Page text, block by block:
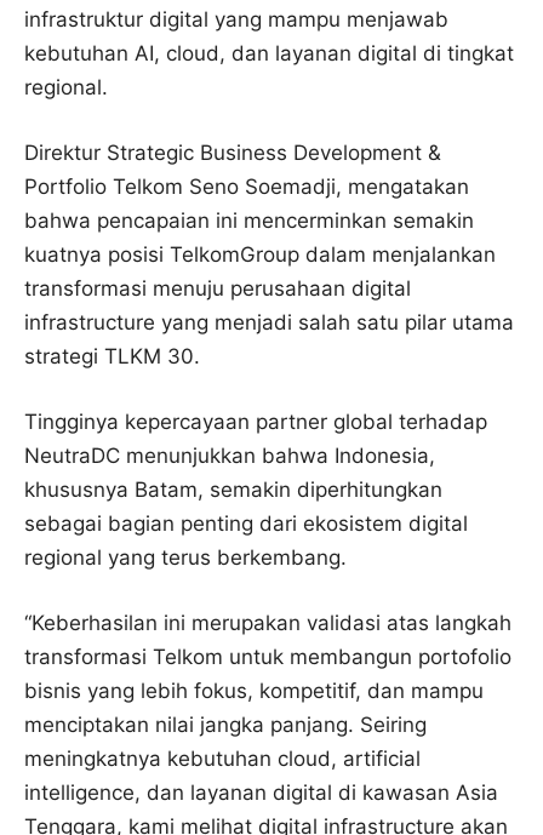
infrastruktur digital yang mampu menjawab
kebutuhan AI, cloud, dan layanan digital di tingkat
regional.
Direktur Strategic Business Development &
Portfolio Telkom Seno Soemadji, mengatakan
bahwa pencapaian ini mencerminkan semakin
kuatnya posisi TelkomGroup dalam menjalankan
transformasi menuju perusahaan digital
infrastructure yang menjadi salah satu pilar utama
strategi TLKM 30.
Tingginya kepercayaan partner global terhadap
NeutraDC menunjukkan bahwa Indonesia,
khususnya Batam, semakin diperhitungkan
sebagai bagian penting dari ekosistem digital
regional yang terus berkembang.
“Keberhasilan ini merupakan validasi atas langkah
transformasi Telkom untuk membangun portofolio
bisnis yang lebih fokus, kompetitif, dan mampu
menciptakan nilai jangka panjang. Seiring
meningkatnya kebutuhan cloud, artificial
intelligence, dan layanan digital di kawasan Asia
Tenggara, kami melihat digital infrastructure akan